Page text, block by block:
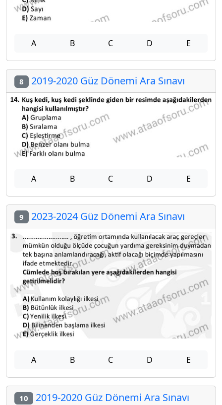
A B C D E
8 2019-2020 Güz Dönemi Ara Sınavı
A B C D E
9 2023-2024 Güz Dönemi Ara Sınavı
A B C D E
10 2019-2020 Güz Dönemi Ara Sınavı